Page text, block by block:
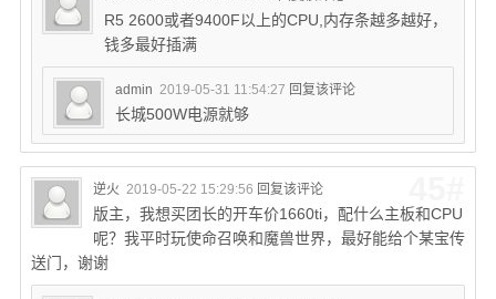
R5 2600或者9400F以上的CPU,内存条越多越好，
钱多最好插满
admin 2019-05-31 11:54:27 回复该评论
长城500W电源就够
逆火 2019-05-22 15:29:56 回复该评论
版主，我想买团长的开车价1660ti，配什么主板和CPU
呢？我平时玩使命召唤和魔兽世界，最好能给个某宝传
送门，谢谢